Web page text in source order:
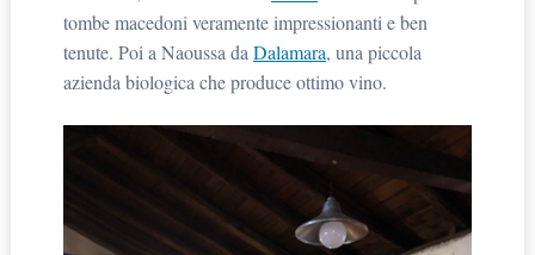
tombe macedoni veramente impressionanti e ben
tenute. Poi a Naoussa da Dalamara, una piccola
azienda biologica che produce ottimo vino.